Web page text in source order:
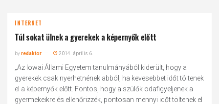
INTERNET
Túl sokat ülnek a gyerekek a képernyők előtt
byredaktor 2014. április 6.
„Az Iowai Állami Egyetem tanulmányából kiderült, hogy a
gyerekek csak nyerhetnének abból, ha kevesebbet időt töltenek
el a képernyők előtt. Fontos, hogy a szülők odafigyeljenek a
gyermekeikre és ellenőrizzék, pontosan mennyi időt töltenek el